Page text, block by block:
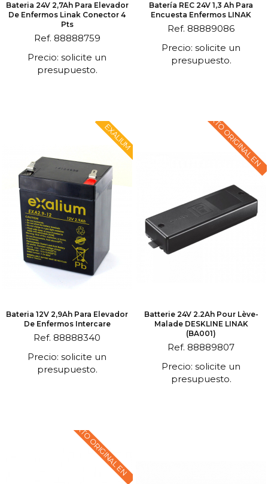
Bateria 24V 2,7Ah Para Elevador
De Enfermos Linak Conector 4
Pts
Ref. 88888759
Precio: solicite un
presupuesto.
Batería REC 24V 1,3 Ah Para
Encuesta Enfermos LINAK
Ref. 88889086
Precio: solicite un
presupuesto.
EXALIUM
Bateria 12V 2,9Ah Para Elevador
De Enfermos Intercare
Ref. 88888340
Precio: solicite un
presupuesto.
TEXTO ORIGINAL EN
Batterie 24V 2.2Ah Pour Lève-
Malade DESKLINE LINAK
(BA001)
Ref. 88889807
Precio: solicite un
presupuesto.
TEXTO ORIGINAL EN